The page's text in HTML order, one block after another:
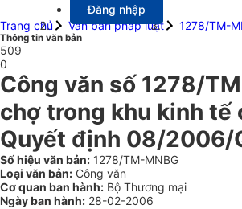
Đăng nhập
Trang chủ
Văn bản pháp luật 1278/TM-
Thông tin văn bản
509
0
Công văn số 1278/
chợ trong khu kinh tế
Quyết định 08/2006/
Số hiệu văn bản: 1278/TM-MNBG
Loại văn bản: Công văn
Cơ quan ban hành: Bộ Thương mại
Ngày ban hành: 28-02-2006